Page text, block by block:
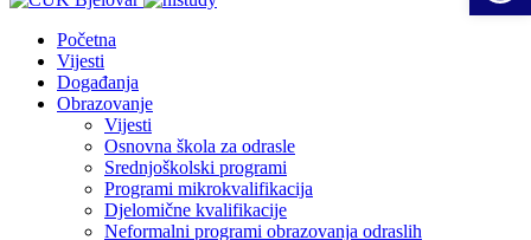
Početna
Vijesti
Događanja
Obrazovanje
Vijesti
Osnovna škola za odrasle
Srednjoškolski programi
Programi mikrokvalifikacija
Djelomične kvalifikacije
Neformalni programi obrazovanja odraslih